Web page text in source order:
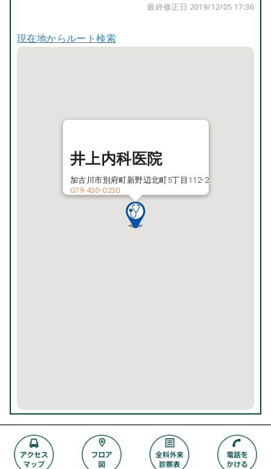
最終修正日 2019/12/05 17:36
現在地からルート検索
井上内科医院
加古川市別府町新野辺北町5丁目112-2
079-430-0230